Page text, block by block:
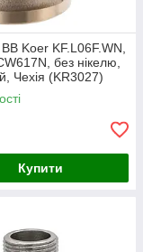
Koer KF.L06F.WN,
без нікелю,
Чехія (KR3027)
Купити